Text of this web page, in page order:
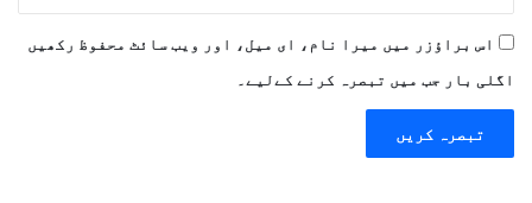
اس براؤزر میں میرا نام، ای میل، اور ویب سائٹ محفوظ رکھیں
اگلی بار جب میں تبصرہ کرنے کےلیے۔